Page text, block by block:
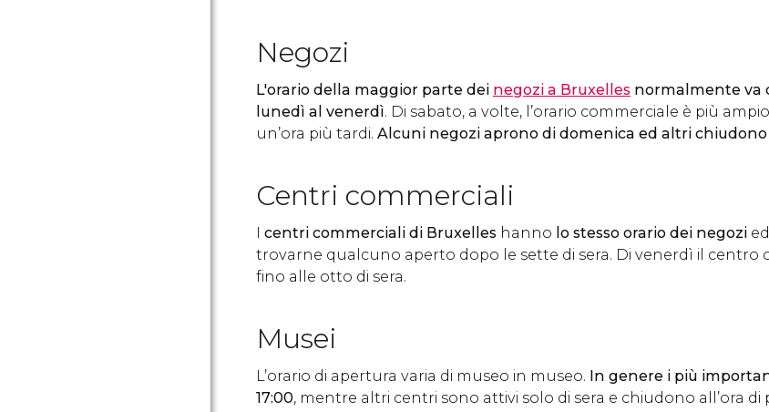
Negozi
L'orario della maggior parte dei negozi a Bruxelles normalmente va
lunedì al venerdì. Di sabato, a volte, l’orario commerciale è più
un’ora più tardi. Alcuni negozi aprono di domenica ed altri
Centri commerciali
I centri commerciali di Bruxelles hanno lo stesso orario dei negozi
trovarne qualcuno aperto dopo le sette di sera. Di venerdì il centro
fino alle otto di sera.
Musei
L’orario di apertura varia di museo in museo. In genere i più
17:00, mentre altri centri sono attivi solo di sera e chiudono all’ora di